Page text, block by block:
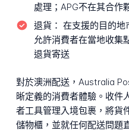
處理；APG不在其合作
退貨： 在支援的目的地
允許消費者在當地收集
退貨寄送
對於澳洲配送，Australia
晰定義的消費者體驗。收件
者工具管理入境包裹，將貨
儲物櫃，並就任何配送問題